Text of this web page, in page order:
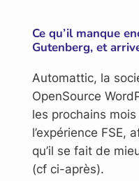
Ce qu’il manque
Gutenberg, et
Automattic, la
OpenSource
les prochains mois
l’expérience FSE,
qu’il se fait de
(cf ci-après).